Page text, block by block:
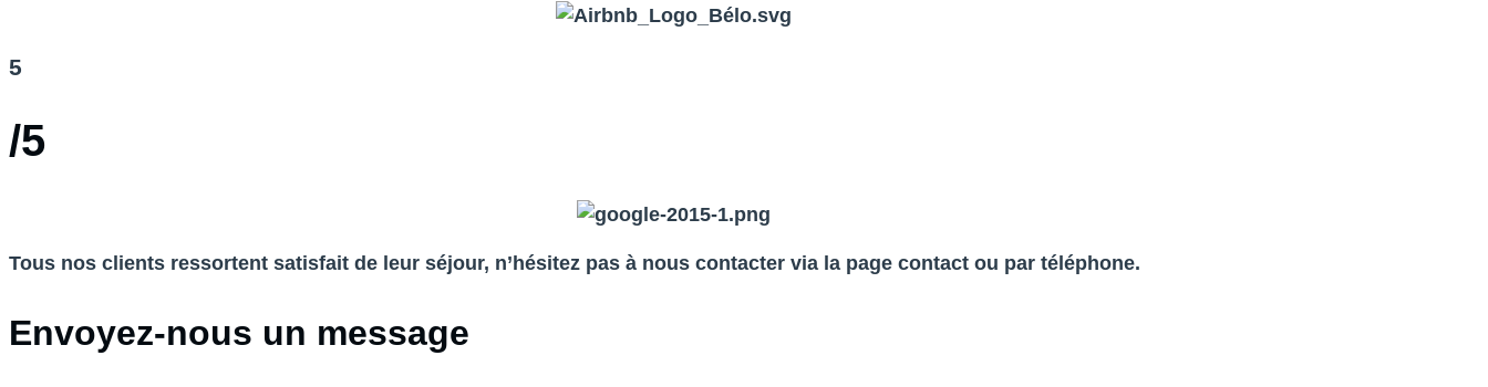
5
/5
Tous nos clients ressortent satisfait de leur séjour, n’hésitez pas à nous contacter via la page contact ou par téléphone.
Envoyez-nous un message